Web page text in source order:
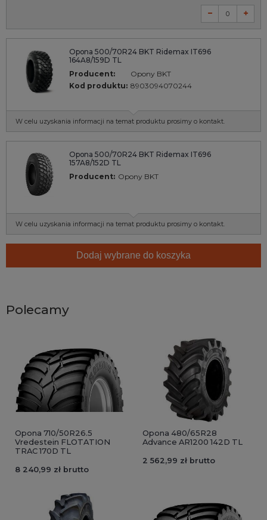
Opona 500/70R24 BKT Ridemax IT696
164A8/159D TL
Producent:
Opony BKT
Kod produktu: 8903094070244
W celu uzyskania informacji na temat produktu prosimy o kontakt.
Opona 500/70R24 BKT Ridemax IT696
157A8/152D TL
Producent: Opony BKT
W celu uzyskania informacji na temat produktu prosimy o kontakt.
Dodaj wybrane do koszyka
Polecamy
Opona 710/50R26.5
Vredestein FLOTATION
TRAC 170D TL
8 240,99 zł brutto
Opona 480/65R28
Advance AR1200 142D TL
2 562,99 zł brutto